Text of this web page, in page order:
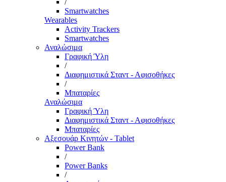
/
Smartwatches
Wearables
Activity Trackers
Smartwatches
Αναλώσιμα
Γραφική Ύλη
/
Διαφημιστικά Σταντ - Αφισοθήκες
/
Μπαταρίες
Αναλώσιμα
Γραφική Ύλη
Διαφημιστικά Σταντ - Αφισοθήκες
Μπαταρίες
Αξεσουάρ Κινητών - Tablet
Power Bank
/
Power Banks
/